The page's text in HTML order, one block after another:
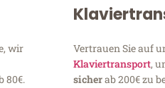
wir
80€.
Vertrauen Sie auf
Klaviertransport,
sicherab 200€ zu